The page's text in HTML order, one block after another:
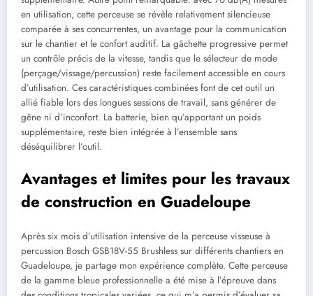
en utilisation, cette perceuse se révèle relativement silencieuse
comparée à ses concurrentes, un avantage pour la communication
sur le chantier et le confort auditif. La gâchette progressive permet
un contrôle précis de la vitesse, tandis que le sélecteur de mode
(perçage/vissage/percussion) reste facilement accessible en cours
d’utilisation. Ces caractéristiques combinées font de cet outil un
allié fiable lors des longues sessions de travail, sans générer de
gêne ni d’inconfort. La batterie, bien qu’apportant un poids
supplémentaire, reste bien intégrée à l’ensemble sans
déséquilibrer l’outil.
Avantages et limites pour les travaux
de construction en Guadeloupe
Après six mois d’utilisation intensive de la perceuse visseuse à
percussion Bosch GSB18V-55 Brushless sur différents chantiers en
Guadeloupe, je partage mon expérience complète. Cette perceuse
de la gamme bleue professionnelle a été mise à l’épreuve dans